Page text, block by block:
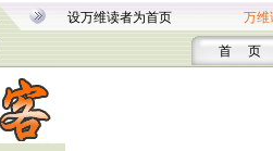
设万维读者为首页 万维
首 页